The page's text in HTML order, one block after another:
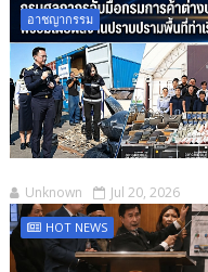
อาชญากรรม
Unknown Jul 20, 2026
HOT NEWS